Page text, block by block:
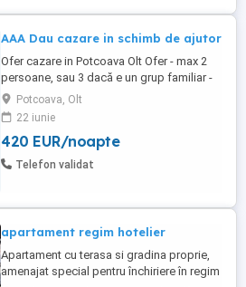
AAA Dau cazare in schimb de ajutor
Ofer cazare in Potcoava Olt Ofer - max 2
persoane, sau 3 dacă e un grup familiar -
net, -televiziune - mesele principale in
schimb de câțiva ore saptamanal de: -
ajutor in casa (curățenie - gatit) si sau -
munca usoara (hranit animale curățenie in
curte casa), -facultativ: ajutor în bar în
Potcoava, Olt
22 iunie
420 EUR/noapte
Telefon validat
apartament regim hotelier
Apartament cu terasa si gradina proprie,
amenajat special pentru închiriere în regim